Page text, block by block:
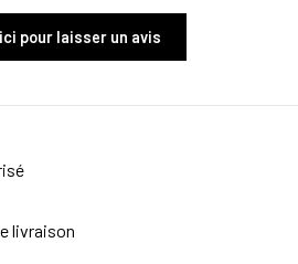
pour laisser un avis
livraison